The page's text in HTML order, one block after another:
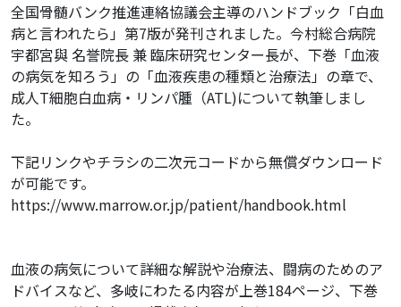
全国骨髄バンク推進連絡協議会主導のハンドブック「白血
病と言われたら」第7版が発刊されました。今村総合病院
宇都宮與 名誉院長 兼 臨床研究センター長が、下巻「血液
の病気を知ろう」の「血液疾患の種類と治療法」の章で、
成人T細胞白血病・リンパ腫（ATL)について執筆しまし
た。
下記リンクやチラシの二次元コードから無償ダウンロード
が可能です。
https://www.marrow.or.jp/patient/handbook.html
血液の病気について詳細な解説や治療法、闘病のためのア
ドバイスなど、多岐にわたる内容が上巻184ページ、下巻